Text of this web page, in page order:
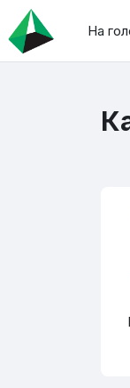
Перейти до
На